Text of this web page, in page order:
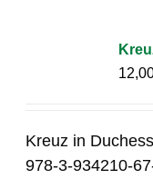
Kreuz in
978-3-934210-